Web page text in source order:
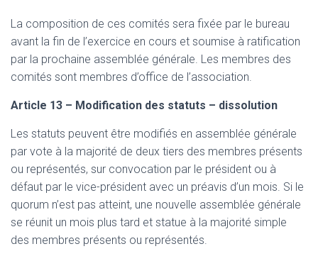
La composition de ces comités sera fixée par le bureau
avant la fin de l’exercice en cours et soumise à ratification
par la prochaine assemblée générale. Les membres des
comités sont membres d’office de l’association.
Article 13 – Modification des statuts – dissolution
Les statuts peuvent être modifiés en assemblée générale
par vote à la majorité de deux tiers des membres présents
ou représentés, sur convocation par le président ou à
défaut par le vice-président avec un préavis d’un mois. Si le
quorum n’est pas atteint, une nouvelle assemblée générale
se réunit un mois plus tard et statue à la majorité simple
des membres présents ou représentés.